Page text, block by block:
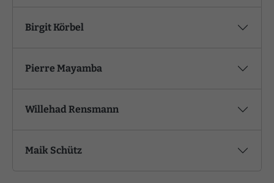
Birgit Körbel
Pierre Mayamba
Willehad Rensmann
Maik Schütz